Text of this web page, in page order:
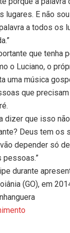
lugares. E não
a todos os
que tenha
o Luciano, o
uma música
que precisam
dizer que isso
Deus tem os
depender só
pessoas.”
durante
(GO), em